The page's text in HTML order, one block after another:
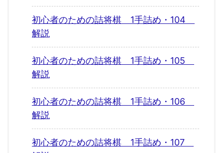
初心者のための詰将棋 1手詰め・104
解説
初心者のための詰将棋 1手詰め・105
解説
初心者のための詰将棋 1手詰め・106
解説
初心者のための詰将棋 1手詰め・107